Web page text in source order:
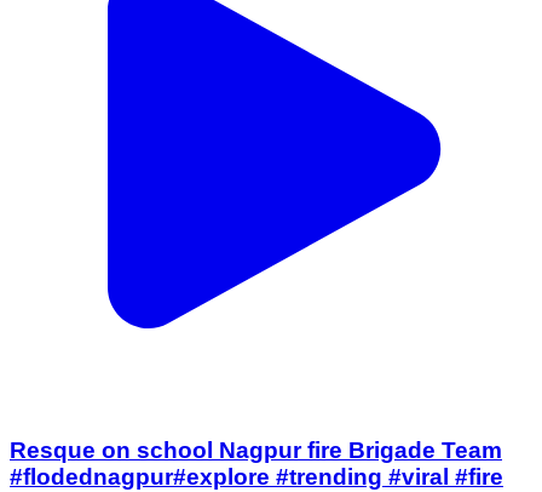
Resque on school Nagpur fire Brigade Team
#flodednagpur#explore #trending #viral #fire